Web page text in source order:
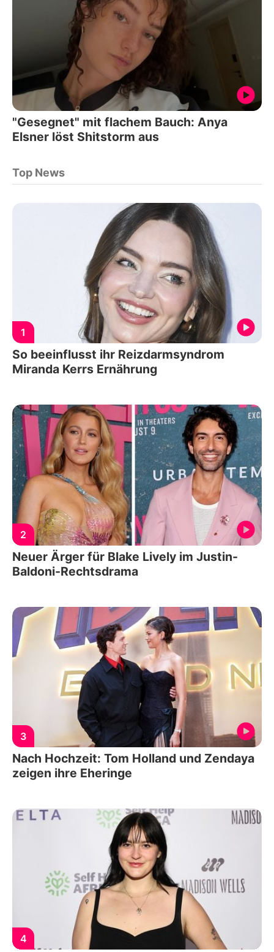
"Gesegnet" mit flachem Bauch: Anya
Elsner löst Shitstorm aus
Top News
1
So beeinflusst ihr Reizdarmsyndrom
Miranda Kerrs Ernährung
2
Neuer Ärger für Blake Lively im Justin-
Baldoni-Rechtsdrama
3
Nach Hochzeit: Tom Holland und Zendaya
zeigen ihre Eheringe
4